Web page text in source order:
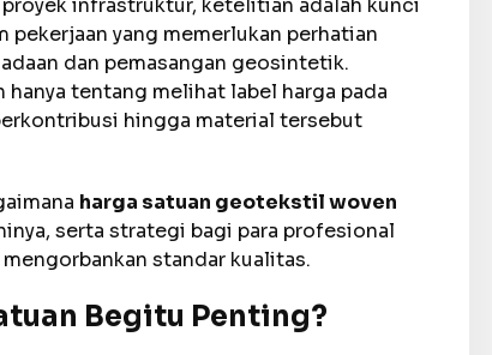
proyek infrastruktur, ketelitian adalah kunci
yang memerlukan perhatian
dan pemasangan geosintetik.
hanya tentang melihat label harga pada
hingga material tersebut
harga satuan geotekstil woven
serta strategi bagi para profesional
standar kualitas.
Begitu Penting?